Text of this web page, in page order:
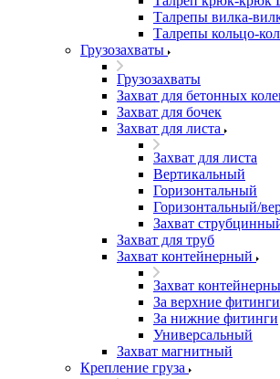
Талрепы вилка-
Талрепы кольцо-
Грузозахваты
Грузозахваты
Захват для бетонных
Захват для бочек
Захват для листа
Захват для листа
Вертикальный
Горизонтальный
Горизонтальный/
Захват
Захват для труб
Захват контейнерный
Захват
За верхние фитинги
За нижние фитинги
Универсальный
Захват магнитный
Крепление груза